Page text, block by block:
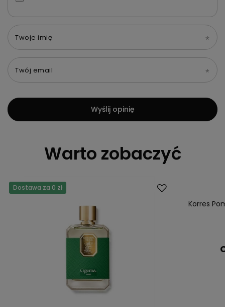
Twoje imię
Twój email
Wyślij opinię
Warto zobaczyć
Dostawa za 0 zł
Korres